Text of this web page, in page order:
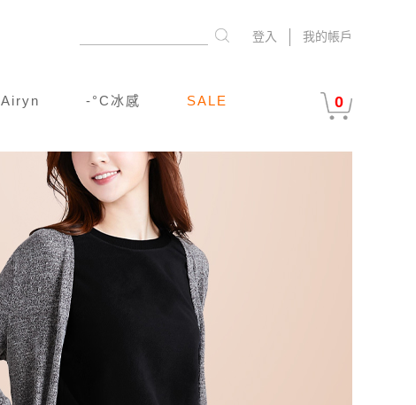
我的帳戶
登入
Airyn -°C冰感 SALE 0